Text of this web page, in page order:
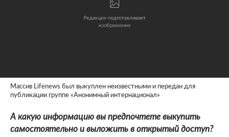
Массив Lifenews был выкуплен неизвестными и передан для
публикации группе «Анонимный интернационал»
А какую информацию вы предпочтете выкупить
самостоятельно и выложить в открытый доступ?